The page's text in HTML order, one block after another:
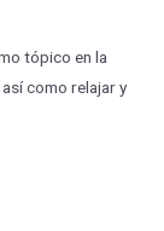
tópico en la
como relajar y